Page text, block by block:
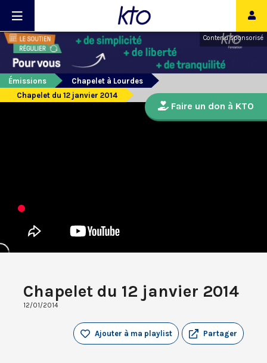
Contenu sponsorisé
Émissions
Chapelet à Lourdes
Chapelet du 12 janvier 2014
Chapelet du 12 janvier 2014
12/01/2014
Partager
Ajouter à ma playlist
Faire un don à KTO